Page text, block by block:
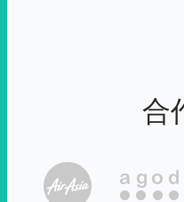
合